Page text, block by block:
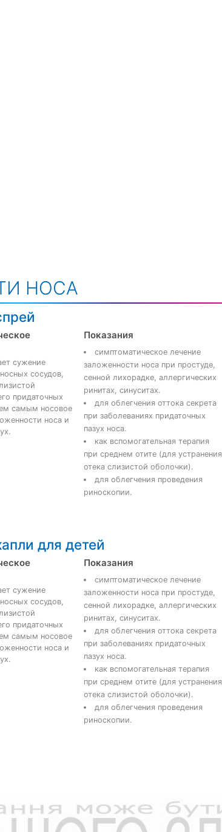
НОСА
сужение
сосудов,
придаточных
самым носовое
носа и
Показания
симптоматическое лечение
заложенности носа при простуде,
сенной лихорадке, аллергических
ринитах, синуситах.
для облегчения оттока секрета
при заболеваниях придаточных
пазух носа.
как вспомогательная терапия
при среднем отите (для устранения
отека слизистой оболочки).
для облегчения проведения
риноскопии.
для детей
сужение
сосудов,
придаточных
самым носовое
носа и
Показания
симптоматическое лечение
заложенности носа при простуде,
сенной лихорадке, аллергических
ринитах, синуситах.
для облегчения оттока секрета
при заболеваниях придаточных
пазух носа.
как вспомогательная терапия
при среднем отите (для устранения
отека слизистой оболочки).
для облегчения проведения
риноскопии.